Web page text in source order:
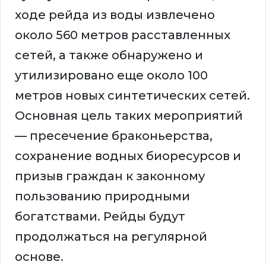
ходе рейда из воды извлечено
около 560 метров расставленных
сетей, а также обнаружено и
утилизировано еще около 100
метров новых синтетических сетей.
Основная цель таких мероприятий
— пресечение браконьерства,
сохранение водных биоресурсов и
призыв граждан к законному
пользованию природными
богатствами. Рейды будут
продолжаться на регулярной
основе.